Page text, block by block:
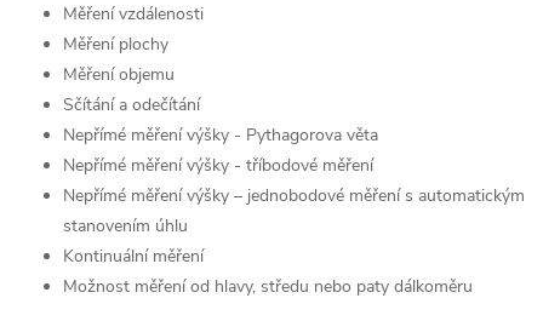
Měření vzdálenosti
Měření plochy
Měření objemu
Sčítání a odečítání
Nepřímé měření výšky - Pythagorova věta
Nepřímé měření výšky - tříbodové měření
Nepřímé měření výšky – jednobodové měření s automatickým
stanovením úhlu
Kontinuální měření
Možnost měření od hlavy, středu nebo paty dálkoměru